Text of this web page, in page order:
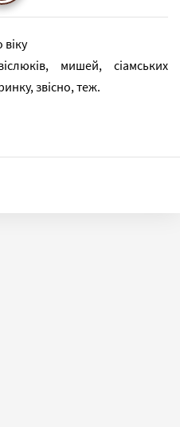
мишей, сіамських
звісно, теж.